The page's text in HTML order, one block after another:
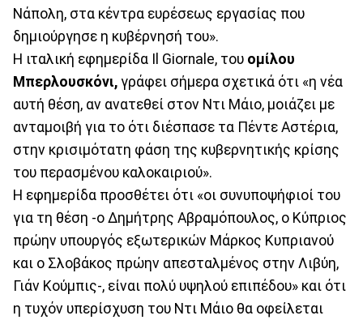
Νάπολη, στα κέντρα ευρέσεως εργασίας που
δημιούργησε η κυβέρνησή του».
Η ιταλική εφημερίδα Il Giornale, του ομίλου
Μπερλουσκόνι, γράφει σήμερα σχετικά ότι «η νέα
αυτή θέση, αν ανατεθεί στον Ντι Μάιο, μοιάζει με
ανταμοιβή για το ότι διέσπασε τα Πέντε Αστέρια,
στην κρισιμότατη φάση της κυβερνητικής κρίσης
του περασμένου καλοκαιριού».
Η εφημερίδα προσθέτει ότι «οι συνυποψήφιοί του
για τη θέση -ο Δημήτρης Αβραμόπουλος, ο Κύπριος
πρώην υπουργός εξωτερικών Μάρκος Κυπριανού
και ο Σλοβάκος πρώην απεσταλμένος στην Λιβύη,
Γιάν Κούμπις-, είναι πολύ υψηλού επιπέδου» και ότι
η τυχόν υπερίσχυση του Ντι Μάιο θα οφείλεται